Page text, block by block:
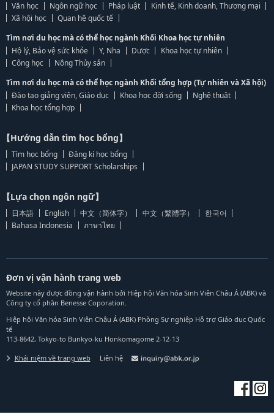
Văn học
Ngôn ngữ học Pháp luật
Kinh tế, Kinh doanh, Thương mại
Xã hội học
Quan hệ quốc tế
Tìm nơi du học mà có thể học ngành Khối Khoa học tự nhiên
Hộ lý, Bảo vệ sức khỏe
Y, Nha Dược
Khoa học tự nhiên
Công học
Nông Thủy sản
Tìm nơi du học mà có thể học ngành Khối tổng hợp (Tự nhiên và Xã hội)
Đào tạo giảng viên, Giáo dục
Khoa học đời sống
Nghệ thuật
Khoa học tổng hợp
【Hướng dẫn tìm học bổng】
Tìm học bổng
Đăng kí học bổng
JAPAN STUDY SUPPORT Scholarships
【Lựa chọn ngôn ngữ】
日本語 English 中文（简体字） 中文（繁體字）
한국어
Bahasa Indonesia
ภาษาไทย
Đơn vị vận hành trang web
Website này được đồng vận hành bởi Hiệp hội Văn hóa Sinh Viên Châu Á (ABK) và
Công ty cổ phần Benesse Coporation.
Hiệp hội Văn hóa Sinh Viên Châu Á (ABK) Phòng Sự nghiệp Hỗ trợ Giáo dục Quốc
tế
113-8642, Tokyo-to Bunkyo-ku Honkomagome 2-12-13
Khái niệm về trang web Liên hệ